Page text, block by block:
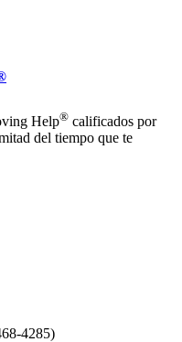
Help® calificados por
del tiempo que te
4285)